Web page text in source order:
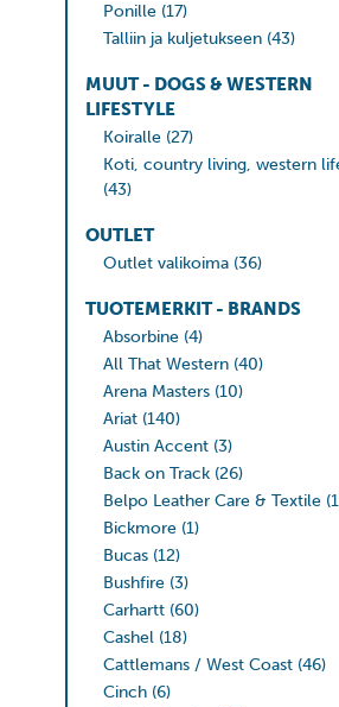
Ponille (17)
Talliin ja kuljetukseen (43)
MUUT - DOGS & WESTERN
LIFESTYLE
Koiralle (27)
Koti, country living, western
(43)
OUTLET
Outlet valikoima (36)
TUOTEMERKIT - BRANDS
Absorbine (4)
All That Western (40)
Arena Masters (10)
Ariat (140)
Austin Accent (3)
Back on Track (26)
Belpo Leather Care & Textile
Bickmore (1)
Bucas (12)
Bushfire (3)
Carhartt (60)
Cashel (18)
Cattlemans / West Coast (46)
Cinch (6)